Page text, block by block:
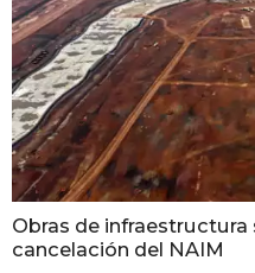
Obras de
cancelación del NAIM